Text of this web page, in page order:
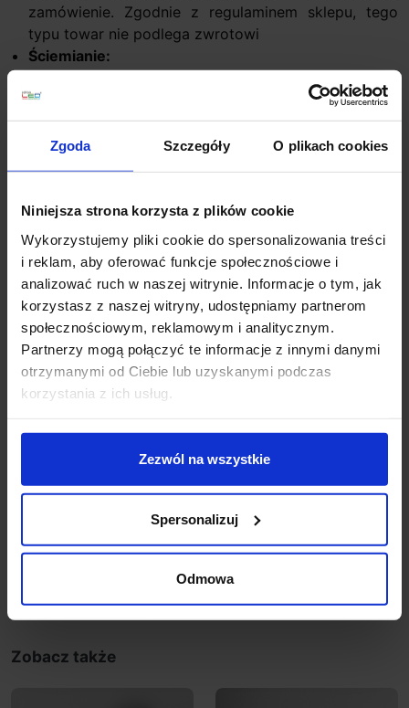
Zgoda Szczegóły O plikach cookies
Niniejsza strona korzysta z plików cookie
Wykorzystujemy pliki cookie do spersonalizowania treści
i reklam, aby oferować funkcje społecznościowe i
analizować ruch w naszej witrynie. Informacje o tym, jak
korzystasz z naszej witryny, udostępniamy partnerom
społecznościowym, reklamowym i analitycznym.
Partnerzy mogą połączyć te informacje z innymi danymi
otrzymanymi od Ciebie lub uzyskanymi podczas
korzystania z ich usług.
Zezwól na wszystkie
Spersonalizuj
Odmowa
zamówienie. Zgodnie z regulaminem sklepu, tego
typu towar nie podlega zwrotowi
Ściemianie:
Dostępne od wersji 94cm!
System switchDIM – system sterowany za pomocą
niezależnego od obwodu sterującego. Wymagana
zatem jest
instalacja co najmniej
czteroprzewodowa . Sterowanie oprawą odbywa się
za pomocą zliczania impulsów w określonym czasie
– krótkie przyciśnięcie skutkuje
włączeniem/wyłączeniem, a długie odpowiada za
zmniejszenie bądź zwiększenie strumienia światła
System DALI – zaawansowany system umożliwiający
sterowanie sześćdziesięciu czterech opraw, bądź
szesnastu grup w trybie broadcast. Oprócz stałego
zasilenia oprawy prądem przemiennym, system DALI
wymaga również dwużyłowej linii sterującej. Jest
zatemwymagana instalacja łącznie
pięcioprzewodowa
Zobacz także